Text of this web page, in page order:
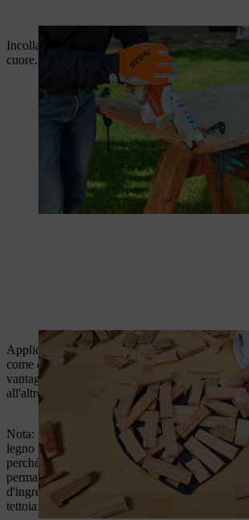
Incollare i diversi pezzi di legno con la colla
cuore.
Applicare uno strato protettivo di vernice
come ci si prepara per l'uso all'aperto. La
vantaggio che i pezzi di legno aderiscono con
all'altro.
Nota: nonostante lo strato protettivo, il cuore
legno non dovrebbe essere esposto
perché altrimenti la durata dell'adesivo non è
permanente. Raccomandiamo quindi di
d'ingresso di un appartamento o su una porta di
tettoia.